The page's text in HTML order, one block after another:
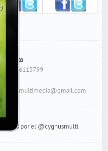
Contacto
Cel: 156115799
cygnusmultimedia@gmail.com
Tweets por el @cygnusmulti.